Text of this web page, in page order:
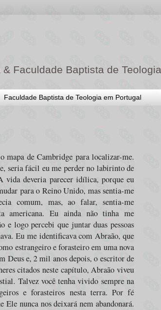
Faculdade Baptista de Teologia
Faculdade Baptista de Teologia em Portugal
mapa de Cambridge para localizar-me.
seria fácil eu me perder no labirinto de
vida deveria parecer idílica, porque eu
para o Reino Unido, mas sentia-me
comum, mas, ao falar, sentia-me
americana. Eu ainda não tinha me
e logo percebi que juntar duas pessoas
Eu me identificava com Abraão, que
estrangeiro e forasteiro em uma nova
Deus e, 2 mil anos depois, o escritor de
citados neste capítulo, Abraão viveu
Talvez você tenha vivido sempre na
e forasteiros nesta terra. Por fé
Ele nunca nos deixará nem abandonará.